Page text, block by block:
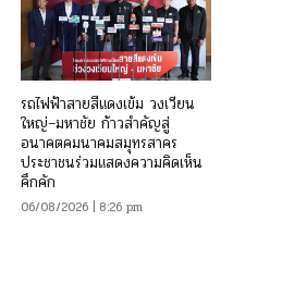
รถไฟฟ้าสายสีแดงเข้ม วงเวียน
ใหญ่–มหาชัย ก้าวสำคัญสู่
อนาคตคมนาคมสมุทรสาคร
ประชาชนร่วมแสดงความคิดเห็น
คึกคัก
06/08/2026 | 8:26 pm